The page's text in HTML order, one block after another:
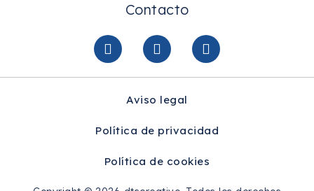
Contacto
Aviso legal
Política de privacidad
Política de cookies